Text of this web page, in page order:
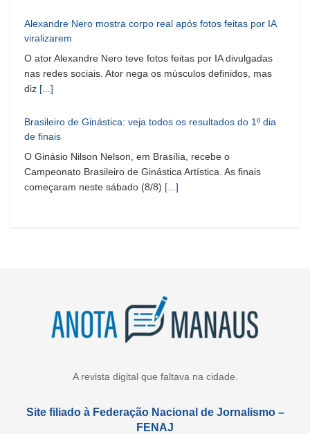
Alexandre Nero mostra corpo real após fotos feitas por IA
viralizarem
O ator Alexandre Nero teve fotos feitas por IA divulgadas
nas redes sociais. Ator nega os músculos definidos, mas
diz [...]
Brasileiro de Ginástica: veja todos os resultados do 1º dia
de finais
O Ginásio Nilson Nelson, em Brasília, recebe o
Campeonato Brasileiro de Ginástica Artística. As finais
começaram neste sábado (8/8) [...]
A revista digital que faltava na cidade.
Site filiado à Federação Nacional de Jornalismo –
FENAJ